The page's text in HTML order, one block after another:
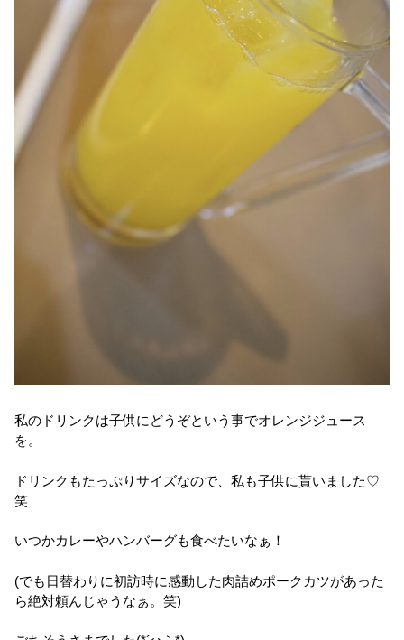
私のドリンクは子供にどうぞという事でオレンジジュース
を。
ドリンクもたっぷりサイズなので、私も子供に貰いました♡
笑
いつかカレーやハンバーグも食べたいなぁ！
(でも日替わりに初訪時に感動した肉詰めポークカツがあった
ら絶対頼んじゃうなぁ。笑)